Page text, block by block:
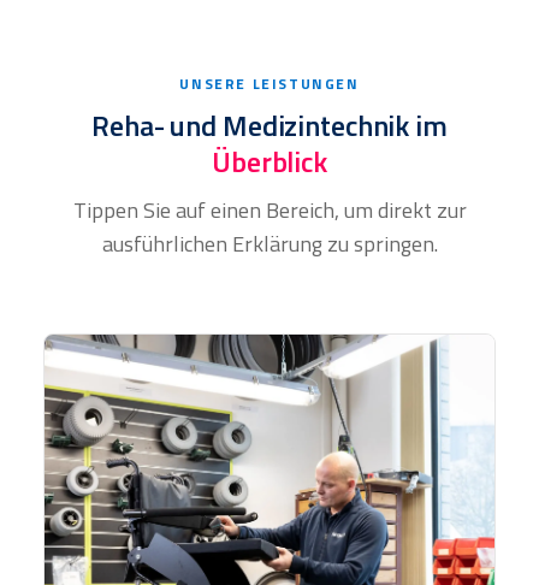
UNSERE LEISTUNGEN
Reha- und Medizintechnik im
Überblick
Tippen Sie auf einen Bereich, um direkt zur
ausführlichen Erklärung zu springen.